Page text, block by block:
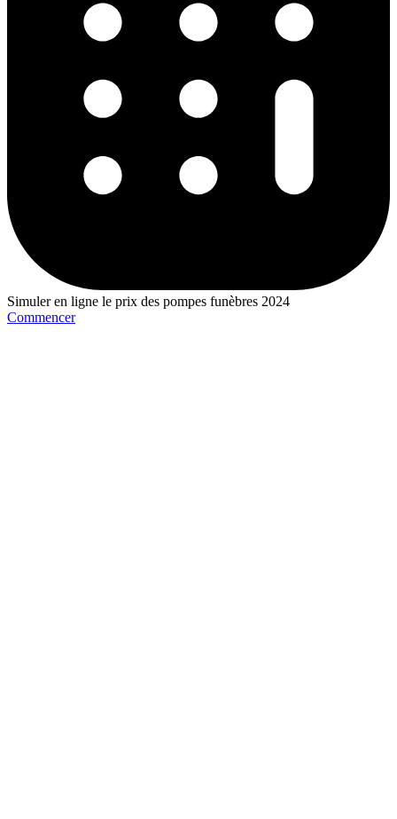
Simuler en ligne le prix des pompes funèbres 2024
Commencer